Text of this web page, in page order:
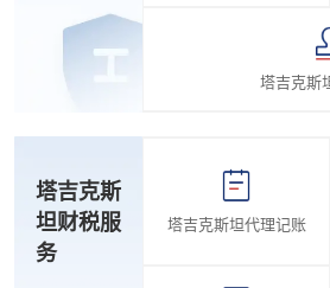
塔吉克斯
塔吉克斯
坦财税服
务
塔吉克斯坦代理记账